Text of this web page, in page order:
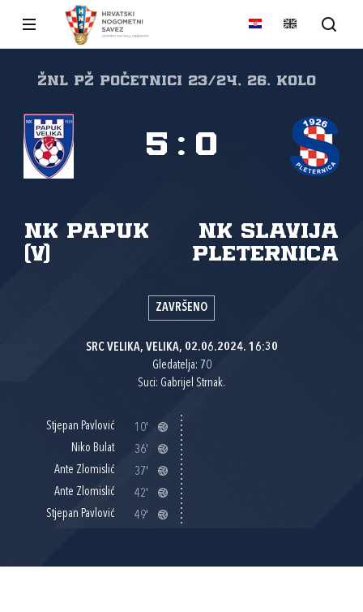
ŽNL PŽ početnici 23/24, 26. kolo
NK Papuk
(V)
NK Slavija
Pleternica
5 : 0
ZAVRŠENO
SRC VELIKA, VELIKA, 02.06.2024. 16:30
Gledatelja: 70
Suci: Gabrijel Strnak.
Stjepan Pavlović
10'
Niko Bulat
36'
Ante Zlomislić
37'
Ante Zlomislić
42'
Stjepan Pavlović
49'